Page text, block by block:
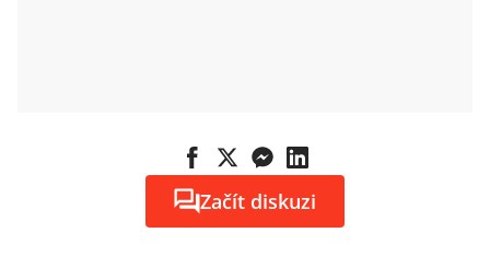
Začít diskuzi